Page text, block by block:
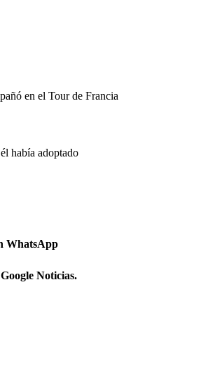
en el Tour de Francia
había adoptado
WhatsApp
Noticias.